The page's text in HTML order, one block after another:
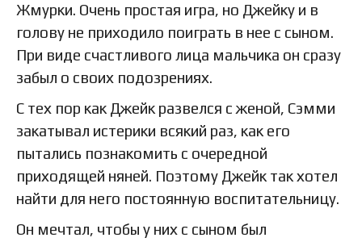
Жмурки. Очень простая игра, но Джейку и в
голову не приходило поиграть в нее с сыном.
При виде счастливого лица мальчика он сразу
забыл о своих подозрениях.
С тех пор как Джейк развелся с женой, Сэмми
закатывал истерики всякий раз, как его
пытались познакомить с очередной
приходящей няней. Поэтому Джейк так хотел
найти для него постоянную воспитательницу.
Он мечтал, чтобы у них с сыном был